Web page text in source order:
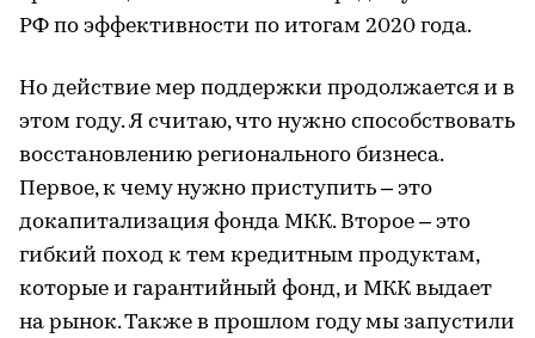
РФ по эффективности по итогам 2020 года.
Но действие мер поддержки продолжается и в
этом году. Я считаю, что нужно способствовать
восстановлению регионального бизнеса.
Первое, к чему нужно приступить – это
докапитализация фонда МКК. Второе – это
гибкий поход к тем кредитным продуктам,
которые и гарантийный фонд, и МКК выдает
на рынок. Также в прошлом году мы запустили